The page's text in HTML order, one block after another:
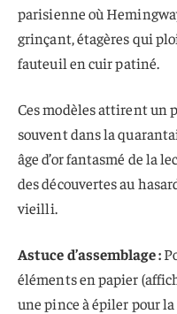
parisienne où
grinçant, étagères qui
fauteuil en cuir patiné.
Ces modèles attirent un
souvent dans la
âge d’or fantasmé de la
des découvertes au
vieilli.
Astuce d’assemblage :
éléments en papier
une pince à épiler pour